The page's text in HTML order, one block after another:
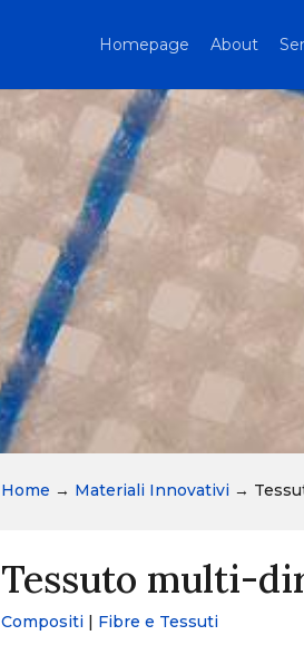
Homepage About
Home → Materiali Innovativi →
Tessuto multi-
Compositi | Fibre e Tessuti